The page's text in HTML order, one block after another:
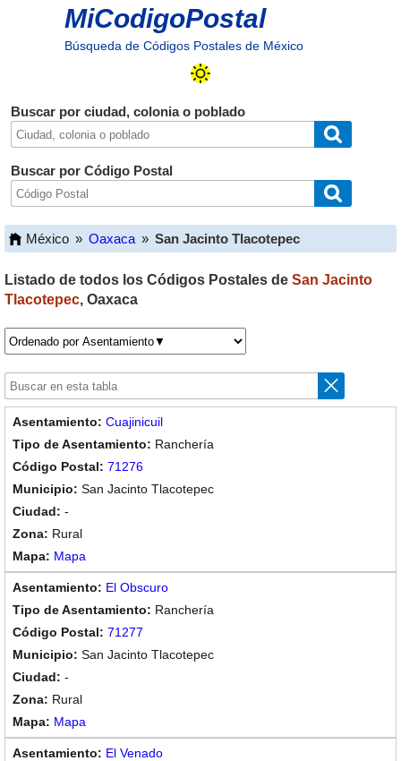
MiCodigoPostal
Búsqueda de Códigos Postales de México
Buscar por ciudad, colonia o poblado
Buscar por Código Postal
México » Oaxaca » San Jacinto Tlacotepec
Listado de todos los Códigos Postales de San Jacinto
Tlacotepec, Oaxaca
Cuajinicuil
Ranchería
71276
San Jacinto Tlacotepec
-
Rural
Mapa
El Obscuro
Ranchería
71277
San Jacinto Tlacotepec
-
Rural
Mapa
El Venado